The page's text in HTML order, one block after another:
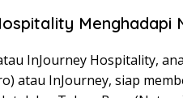
Menghadapi
InJourney Hospitality,
atau InJourney, siap